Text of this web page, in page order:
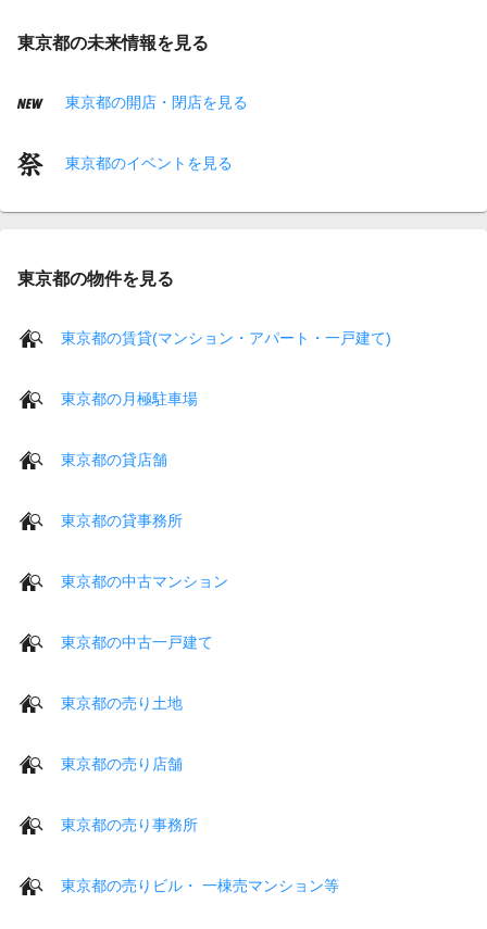
東京都の未来情報を見る
東京都の開店・閉店を見る
東京都のイベントを見る
東京都の物件を見る
東京都の賃貸(マンション・アパート・一戸建て)
東京都の月極駐車場
東京都の貸店舗
東京都の貸事務所
東京都の中古マンション
東京都の中古一戸建て
東京都の売り土地
東京都の売り店舗
東京都の売り事務所
東京都の売りビル・ 一棟売マンション等